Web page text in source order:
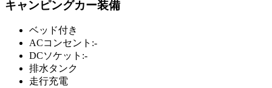
キャンピングカー装備
ベッド付き
ACコンセント:-
DCソケット:-
排水タンク
走行充電